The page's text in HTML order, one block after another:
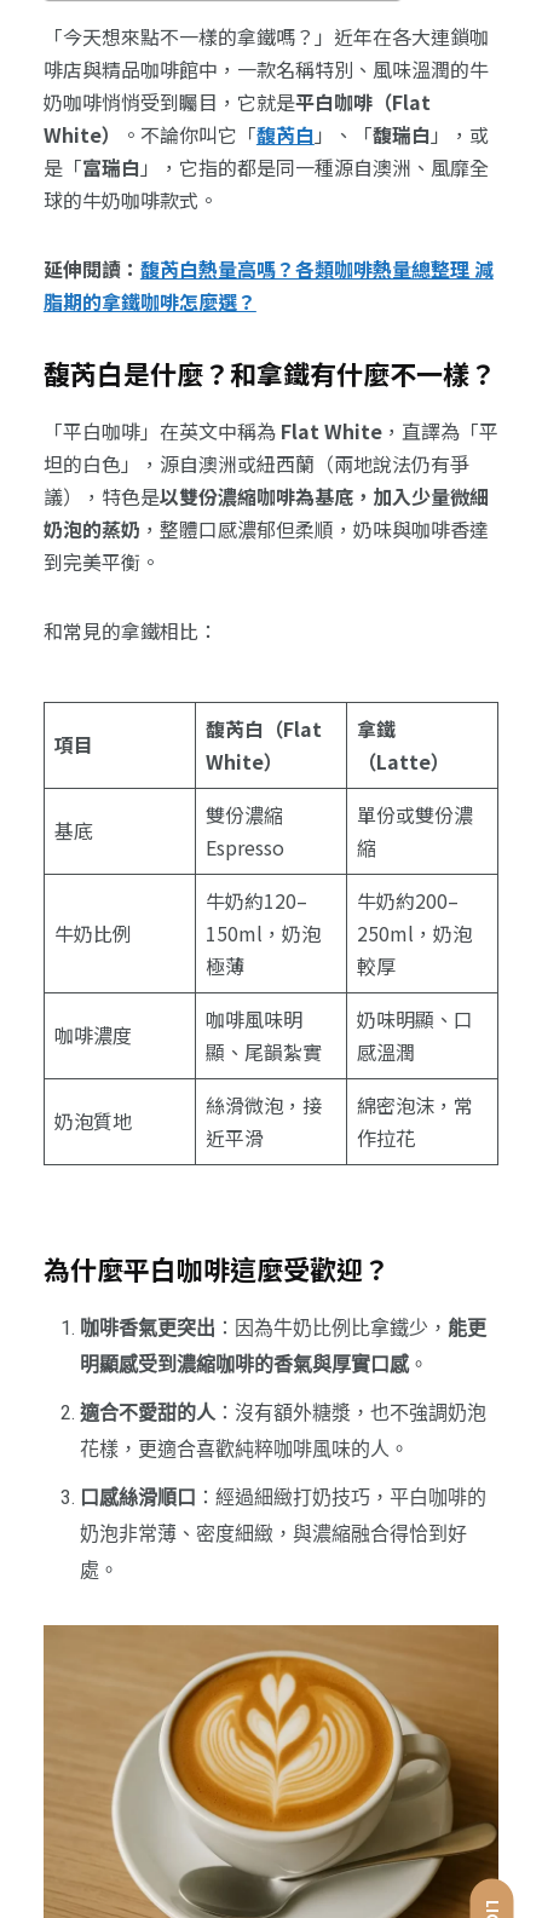
「今天想來點不一樣的拿鐵嗎？」近年在各大連鎖咖
啡店與精品咖啡館中，一款名稱特別、風味溫潤的牛
奶咖啡悄悄受到矚目，它就是平白咖啡（Flat
White）
。不論你叫它「馥芮白 」、「馥瑞白 」，或
是「富瑞白 」，它指的都是同一種源自澳洲、風靡全
球的牛奶咖啡款式。
延伸閱讀： 馥芮白熱量高嗎？各類咖啡熱量總整理 減
脂期的拿鐵咖啡怎麼選？
馥芮白是什麼？和拿鐵有什麼不一樣？
「平白咖啡」在英文中稱為 Flat White，直譯為「平
坦的白色」，源自澳洲或紐西蘭（兩地說法仍有爭
議），特色是以雙份濃縮咖啡為基底，加入少量微細
奶泡的蒸奶 ，整體口感濃郁但柔順，奶味與咖啡香達
到完美平衡。
和常見的拿鐵相比：
項目
馥芮白（Flat
White）
拿鐵
（Latte）
基底
雙份濃縮
Espresso
單份或雙份濃
縮
牛奶比例
牛奶約120–
150ml，奶泡
極薄
牛奶約200–
250ml，奶泡
較厚
咖啡濃度
咖啡風味明
顯、尾韻紮實
奶味明顯、口
感溫潤
奶泡質地
絲滑微泡，接
近平滑
綿密泡沫，常
作拉花
為什麼平白咖啡這麼受歡迎？
咖啡香氣更突出 ：因為牛奶比例比拿鐵少， 能更
明顯感受到濃縮咖啡的香氣與厚實口感。
適合不愛甜的人：沒有額外糖漿，也不強調奶泡
花樣，更適合喜歡純粹咖啡風味的人。
口感絲滑順口 ：經過細緻打奶技巧，平白咖啡的
奶泡非常薄、密度細緻，與濃縮融合得恰到好
處。